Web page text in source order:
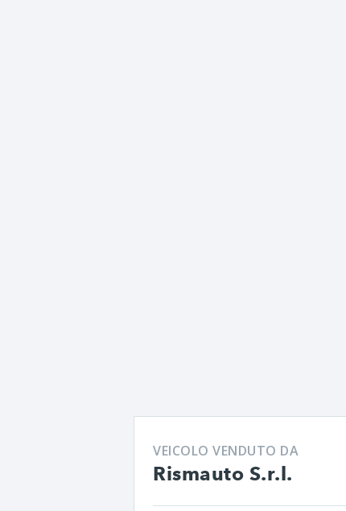
VEICOLO VENDUTO DA
Rismauto S.r.l.